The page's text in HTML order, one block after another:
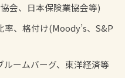
会、日本保険業協会等)
率、格付け(Moody’s、S&P
ルームバーグ、東洋経済等